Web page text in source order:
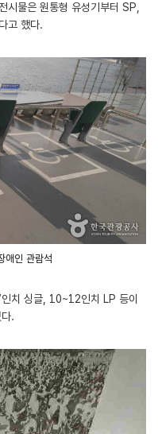
시물은 원통형 유성기부터 SP,
고 했다.
애인 관람석
치 싱글, 10~12인치 LP 등이
.